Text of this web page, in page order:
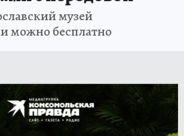
музей
можно бесплатно